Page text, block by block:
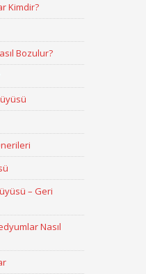
Kimdir?
Bozulur?
– Geri
Nasıl